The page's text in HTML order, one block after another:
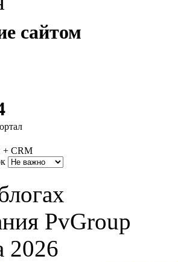
сайтом
+ CRM
PvGroup
2026